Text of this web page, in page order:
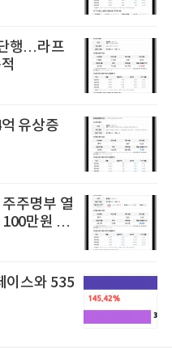
행…라프
유상증
주명부 열
만원 청
이스와 535